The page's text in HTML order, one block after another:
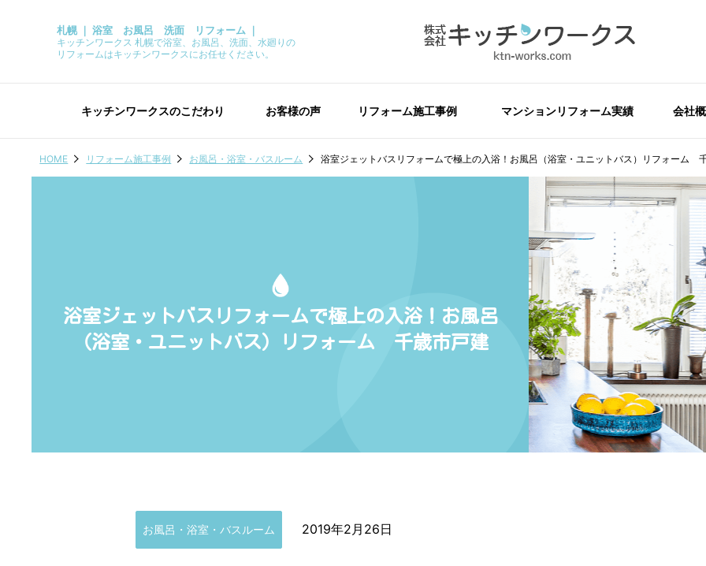
札幌 ｜ 浴室 お風呂 洗面 リフォーム ｜
キッチンワークス 札幌で浴室、お風呂、洗面、水廻りの
リフォームはキッチンワークスにお任せください。
キッチンワークスのこだわり お客様の声 リフォーム施工事例 マンションリフォーム実績 会社
HOME リフォーム施工事例 お風呂・浴室・バスルーム 浴室ジェットバスリフォームで極上の入浴！お風呂（浴室・ユニットバス）リフォーム
浴室ジェットバスリフォームで極上の入浴！お風呂
（浴室・ユニットバス）リフォーム 千歳市戸建
お風呂・浴室・バスルーム 2019年2月26日